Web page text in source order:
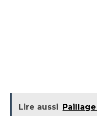
Lire aussi